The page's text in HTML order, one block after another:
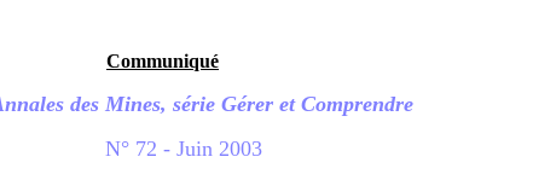
Communiqué
des Mines, série Gérer et Comprendre
N° 72 - Juin 2003